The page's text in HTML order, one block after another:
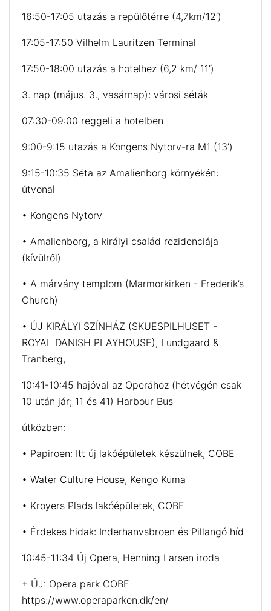
16:50-17:05 utazás a repülőtérre (4,7km/12’)
17:05-17:50 Vilhelm Lauritzen Terminal
17:50-18:00 utazás a hotelhez (6,2 km/ 11’)
3. nap (május. 3., vasárnap): városi séták
07:30-09:00 reggeli a hotelben
9:00-9:15 utazás a Kongens Nytorv-ra M1 (13’)
9:15-10:35 Séta az Amalienborg környékén:
útvonal
• Kongens Nytorv
• Amalienborg, a királyi család rezidenciája
(kívülről)
• A márvány templom (Marmorkirken - Frederik’s
Church)
• ÚJ KIRÁLYI SZÍNHÁZ (SKUESPILHUSET -
ROYAL DANISH PLAYHOUSE), Lundgaard &
Tranberg,
10:41-10:45 hajóval az Operához (hétvégén csak
10 után jár; 11 és 41) Harbour Bus
útközben:
• Papiroen: Itt új lakóépületek készülnek, COBE
• Water Culture House, Kengo Kuma
• Kroyers Plads lakóépületek, COBE
• Érdekes hidak: Inderhanvsbroen és Pillangó híd
10:45-11:34 Új Opera, Henning Larsen iroda
+ ÚJ: Opera park COBE
https://www.operaparken.dk/en/